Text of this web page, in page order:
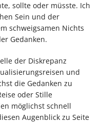
sollte oder müsste. Ich
Sein und der
schweigsamen Nichts
Gedanken.
der Diskrepanz
und
die Gedanken zu
oder Stille
möglichst schnell
Augenblick zu Seite